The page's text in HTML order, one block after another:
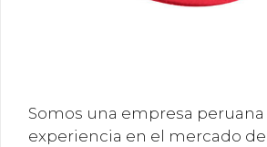
Somos una empresa
experiencia en el mercado de